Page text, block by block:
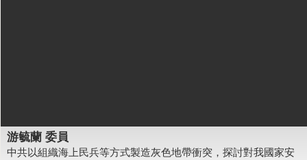
游毓蘭 委員
中共以組織海上民兵等方式製造灰色地帶衝突，探討對我國家安